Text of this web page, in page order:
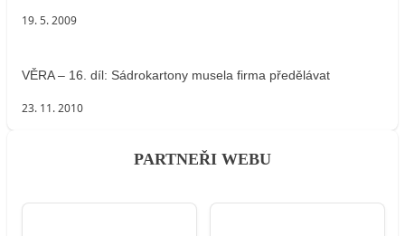
19. 5. 2009
VĚRA – 16. díl: Sádrokartony musela firma předělávat
23. 11. 2010
PARTNEŘI WEBU